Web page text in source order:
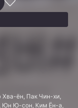
ён, Пак Чин-хи,
Юн Ю-сон, Ким Ён-а,